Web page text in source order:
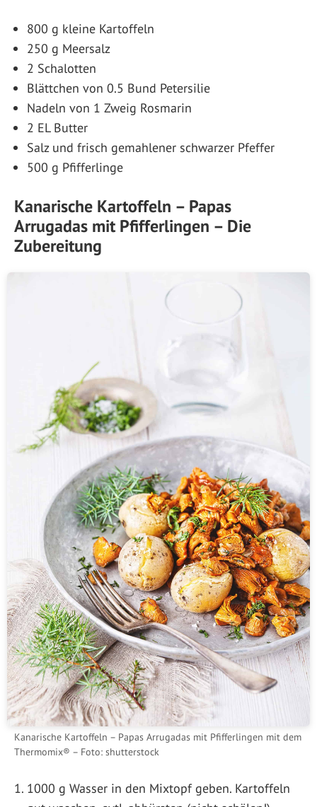
800 g kleine Kartoffeln
250 g Meersalz
2 Schalotten
Blättchen von 0.5 Bund Petersilie
Nadeln von 1 Zweig Rosmarin
2 EL Butter
Salz und frisch gemahlener schwarzer Pfeffer
500 g Pfifferlinge
Kanarische Kartoffeln – Papas
Arrugadas mit Pfifferlingen – Die
Zubereitung
Kanarische Kartoffeln – Papas Arrugadas mit Pfifferlingen mit dem
Thermomix® – Foto: shutterstock
1000 g Wasser in den Mixtopf geben. Kartoffeln